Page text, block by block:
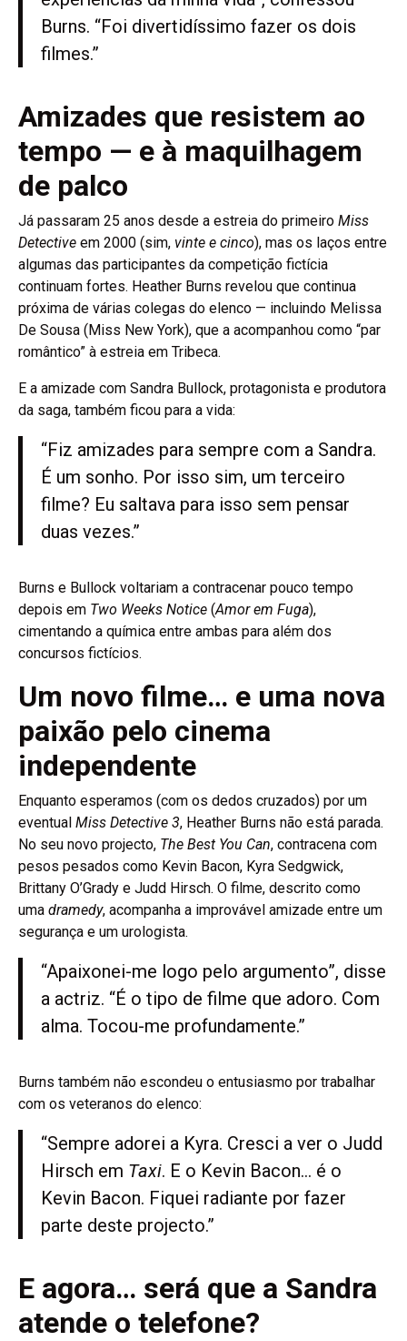
Burns. “Foi divertidíssimo fazer os dois
filmes.”
Amizades que resistem ao
tempo — e à maquilhagem
de palco
Já passaram 25 anos desde a estreia do primeiro Miss
Detective em 2000 (sim, vinte e cinco), mas os laços entre
algumas das participantes da competição fictícia
continuam fortes. Heather Burns revelou que continua
próxima de várias colegas do elenco — incluindo Melissa
De Sousa (Miss New York), que a acompanhou como “par
romântico” à estreia em Tribeca.
E a amizade com Sandra Bullock, protagonista e produtora
da saga, também ficou para a vida:
“Fiz amizades para sempre com a Sandra.
É um sonho. Por isso sim, um terceiro
filme? Eu saltava para isso sem pensar
duas vezes.”
Burns e Bullock voltariam a contracenar pouco tempo
depois em Two Weeks Notice (Amor em Fuga),
cimentando a química entre ambas para além dos
concursos fictícios.
Um novo filme… e uma nova
paixão pelo cinema
independente
Enquanto esperamos (com os dedos cruzados) por um
eventual Miss Detective 3, Heather Burns não está parada.
No seu novo projecto, The Best You Can, contracena com
pesos pesados como Kevin Bacon, Kyra Sedgwick,
Brittany O’Grady e Judd Hirsch. O filme, descrito como
uma dramedy, acompanha a improvável amizade entre um
segurança e um urologista.
“Apaixonei-me logo pelo argumento”, disse
a actriz. “É o tipo de filme que adoro. Com
alma. Tocou-me profundamente.”
Burns também não escondeu o entusiasmo por trabalhar
com os veteranos do elenco:
“Sempre adorei a Kyra. Cresci a ver o Judd
Hirsch em Taxi. E o Kevin Bacon… é o
Kevin Bacon. Fiquei radiante por fazer
parte deste projecto.”
E agora… será que a Sandra
atende o telefone?